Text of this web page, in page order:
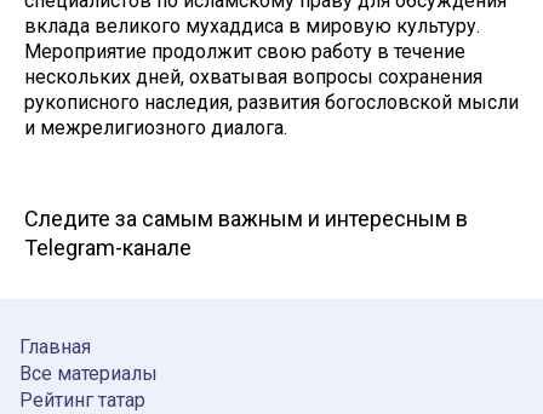
вклада великого мухаддиса в мировую культуру.
Мероприятие продолжит свою работу в течение
нескольких дней, охватывая вопросы сохранения
рукописного наследия, развития богословской мысли
и межрелигиозного диалога.
Следите за самым важным и интересным в
Telegram-канале
Главная
Все материалы
Рейтинг татар